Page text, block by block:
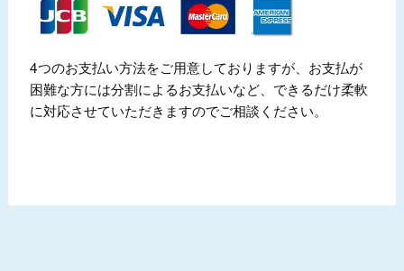
4つのお支払い方法をご用意しておりますが、お支払が
困難な方には分割によるお支払いなど、できるだけ柔軟
に対応させていただきますのでご相談ください。